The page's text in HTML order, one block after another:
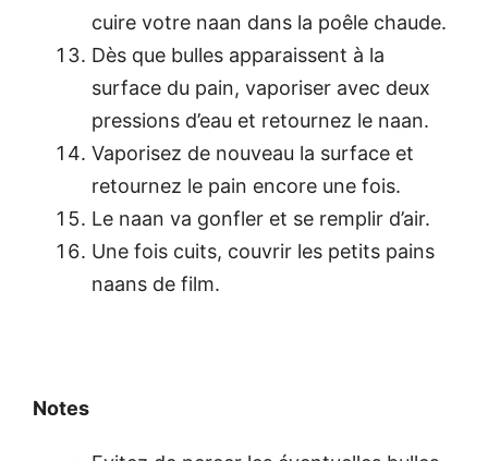
cuire votre naan dans la poêle chaude.
Dès que bulles apparaissent à la
surface du pain, vaporiser avec deux
pressions d’eau et retournez le naan.
Vaporisez de nouveau la surface et
retournez le pain encore une fois.
Le naan va gonfler et se remplir d’air.
Une fois cuits, couvrir les petits pains
naans de film.
Notes